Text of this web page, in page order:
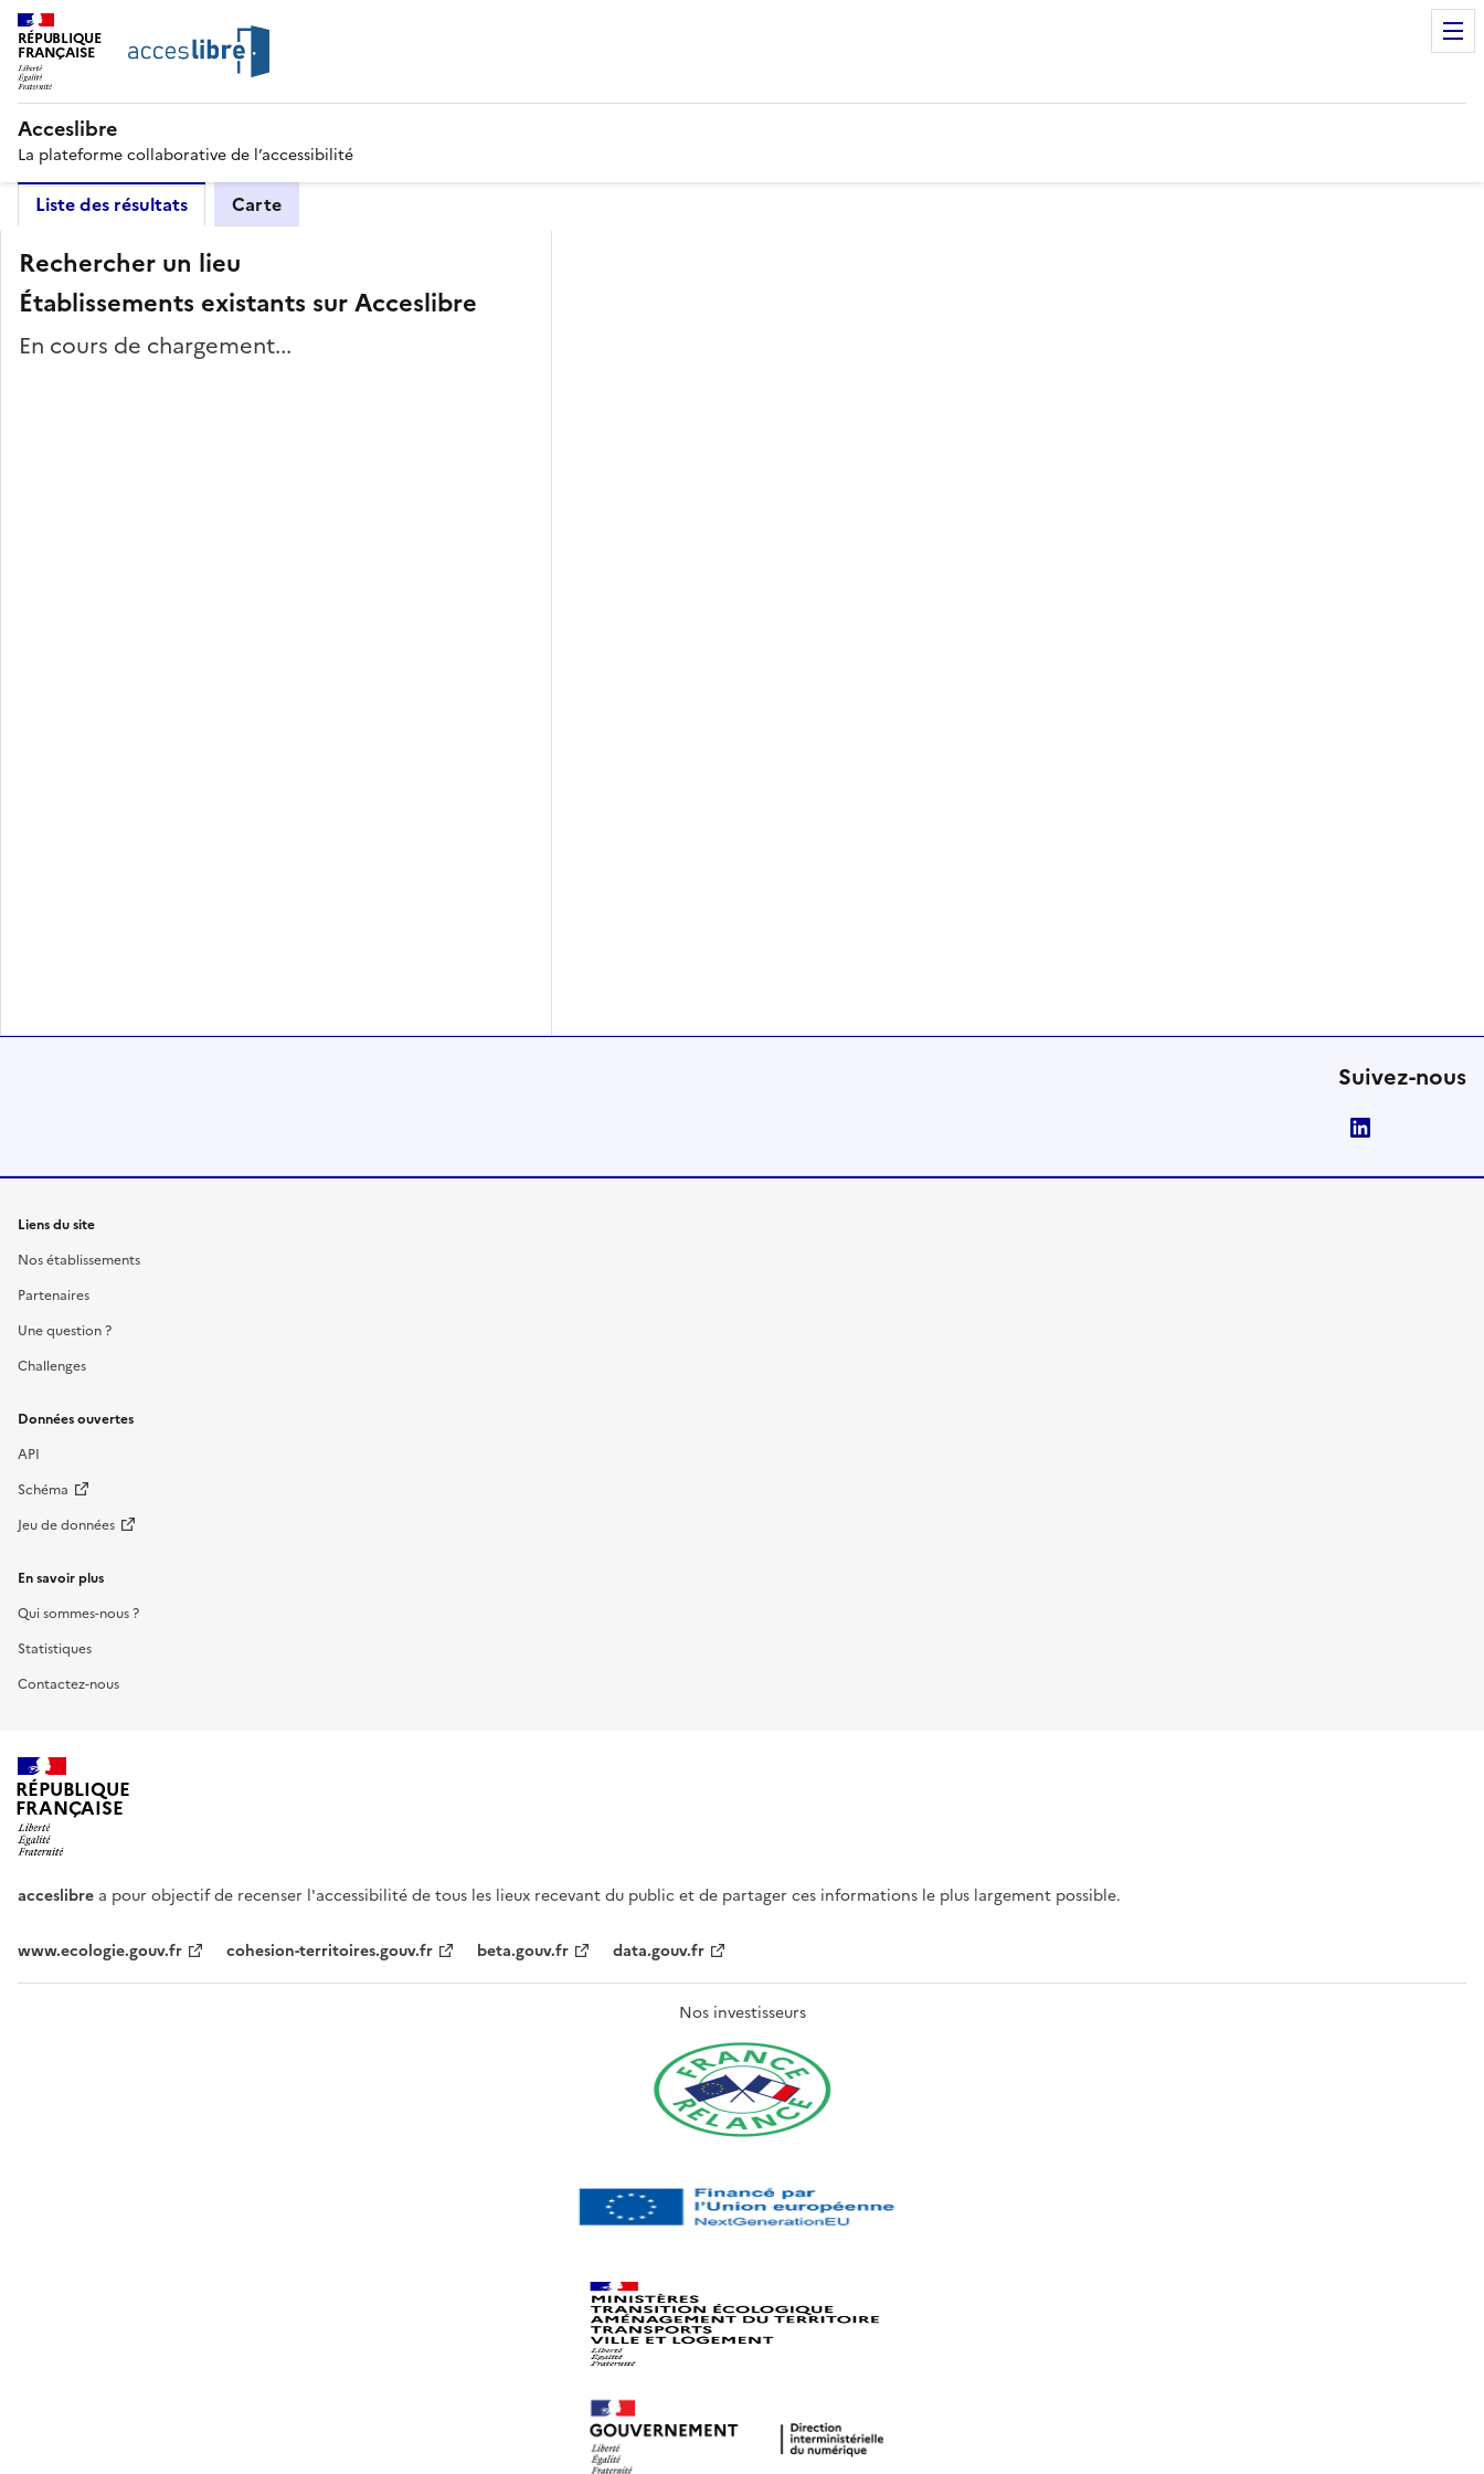
RÉPUBLIQUE
FRANÇAISE
Acceslibre
La plateforme collaborative de l’accessibilité
Liste des résultats Carte
Rechercher un lieu
Établissements existants sur Acceslibre
En cours de chargement...
Suivez-nous
Liens du site
Nos établissements
Partenaires
Une question ?
Challenges
Données ouvertes
API
Schéma
Jeu de données
En savoir plus
Qui sommes-nous ?
Statistiques
Contactez-nous
RÉPUBLIQUE
FRANÇAISE
acceslibre a pour objectif de recenser l'accessibilité de tous les lieux recevant du public et de partager ces informations le plus largement possible.
www.ecologie.gouv.fr cohesion-territoires.gouv.fr beta.gouv.fr data.gouv.fr
Nos investisseurs